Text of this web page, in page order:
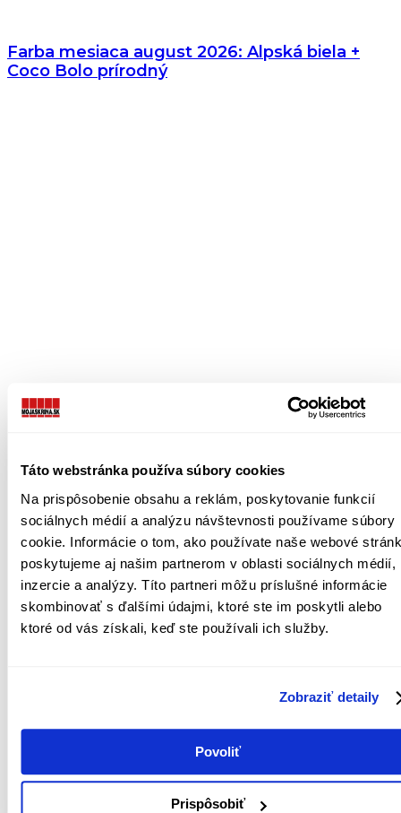
Táto webstránka používa súbory cookies
Na prispôsobenie obsahu a reklám, poskytovanie funkcií
sociálnych médií a analýzu návštevnosti používame súbory
cookie. Informácie o tom, ako používate naše webové
poskytujeme aj našim partnerom v oblasti sociálnych médií,
inzercie a analýzy. Títo partneri môžu príslušné informácie
skombinovať s ďalšími údajmi, ktoré ste im poskytli alebo
ktoré od vás získali, keď ste používali ich služby.
Zobraziť detaily
Povoliť
Prispôsobiť
Farba mesiaca august 2026: Alpská biela +
Coco Bolo prírodný